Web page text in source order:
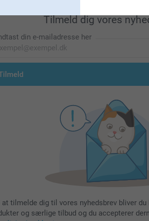
Tilmeld dig vores
din e-mailadresse her
at tilmelde dig til vores nyhedsbrev bliver
og særlige tilbud og du accepterer